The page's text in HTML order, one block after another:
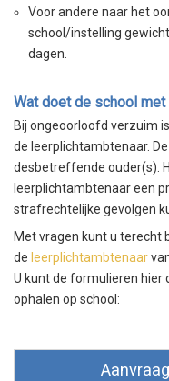
Voor andere naar het
school/instelling
dagen.
Wat doet de school
Bij ongeoorloofd verzuim
de leerplichtambtenaar.
desbetreffende ouder(s).
leerplichtambtenaar een
strafrechtelijke gevolgen
Met vragen kunt u terecht
de leerplichtambtenaar
U kunt de formulieren hier
ophalen op school: